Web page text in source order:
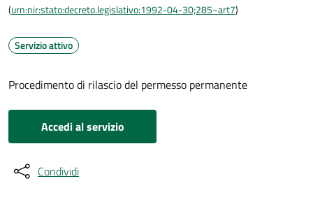
(urn:nir:stato:decreto.legislativo:1992-04-30;285~art7)
Servizio attivo
Procedimento di rilascio del permesso permanente
Accedi al servizio
Condividi